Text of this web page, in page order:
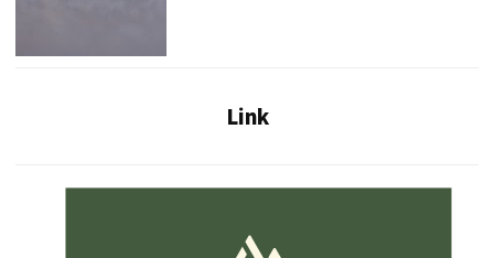
Link